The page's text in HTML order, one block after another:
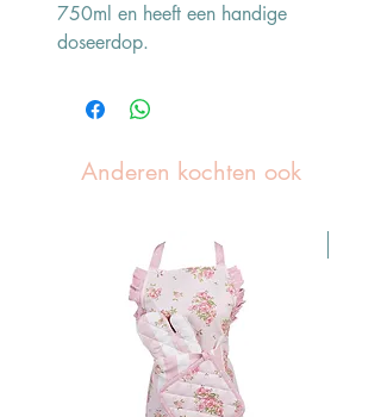
750ml en heeft een handige
doseerdop.
Anderen kochten ook